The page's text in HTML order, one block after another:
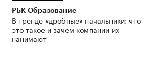
РБК Образование
В тренде «дробные» начальники: что
это такое и зачем компании их
нанимают